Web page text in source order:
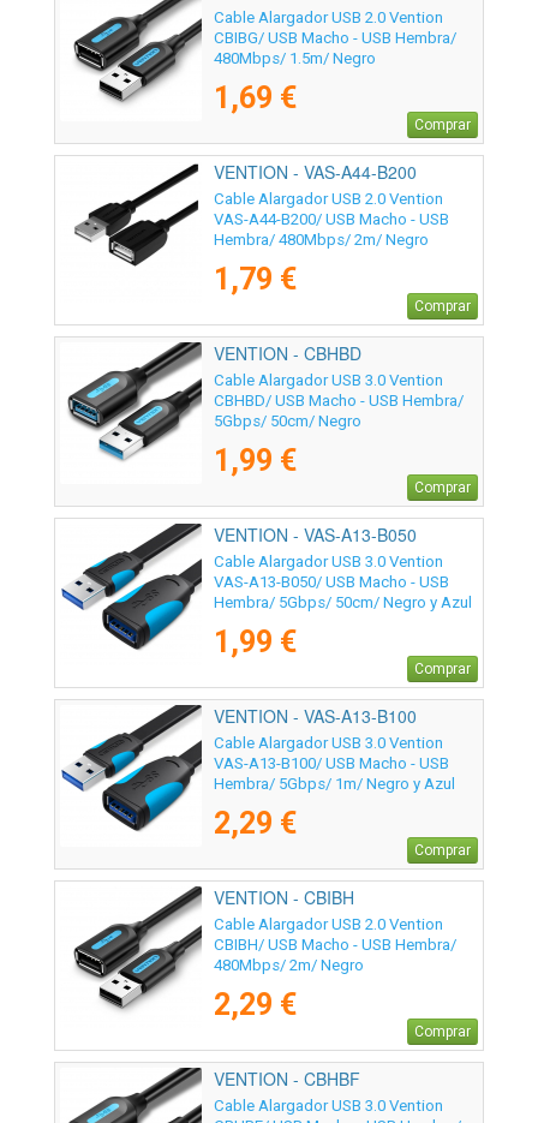
Cable Alargador USB 2.0 Vention
CBIBG/ USB Macho - USB Hembra/
480Mbps/ 1.5m/ Negro
1,69 €
Comprar
VENTION - VAS-A44-B200
Cable Alargador USB 2.0 Vention
VAS-A44-B200/ USB Macho - USB
Hembra/ 480Mbps/ 2m/ Negro
1,79 €
Comprar
VENTION - CBHBD
Cable Alargador USB 3.0 Vention
CBHBD/ USB Macho - USB Hembra/
5Gbps/ 50cm/ Negro
1,99 €
Comprar
VENTION - VAS-A13-B050
Cable Alargador USB 3.0 Vention
VAS-A13-B050/ USB Macho - USB
Hembra/ 5Gbps/ 50cm/ Negro y Azul
1,99 €
Comprar
VENTION - VAS-A13-B100
Cable Alargador USB 3.0 Vention
VAS-A13-B100/ USB Macho - USB
Hembra/ 5Gbps/ 1m/ Negro y Azul
2,29 €
Comprar
VENTION - CBIBH
Cable Alargador USB 2.0 Vention
CBIBH/ USB Macho - USB Hembra/
480Mbps/ 2m/ Negro
2,29 €
Comprar
VENTION - CBHBF
Cable Alargador USB 3.0 Vention